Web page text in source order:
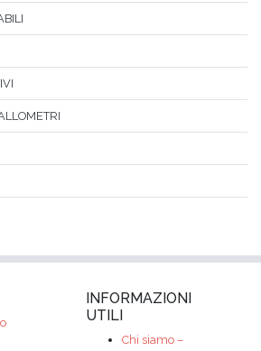
INFORMAZIONI
UTILI
Chi siamo –